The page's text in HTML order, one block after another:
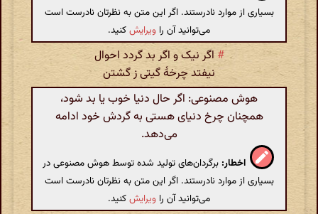
بسیاری از موارد نادرستند. اگر این متن به نظرتان نادرست است
می‌توانید آن را ویرایشکنید.
# اگر نیک و اگر بد گردد احوال
نیفتد چرخهٔ گیتی ز گشتن
هوش مصنوعی: اگر حال دنیا خوب یا بد شود،
همچنان چرخ دنیای هستی به گردش خود ادامه
می‌دهد.
اخطار: برگردان‌های تولید شده توسط هوش مصنوعی در
بسیاری از موارد نادرستند. اگر این متن به نظرتان نادرست است
می‌توانید آن را ویرایشکنید.